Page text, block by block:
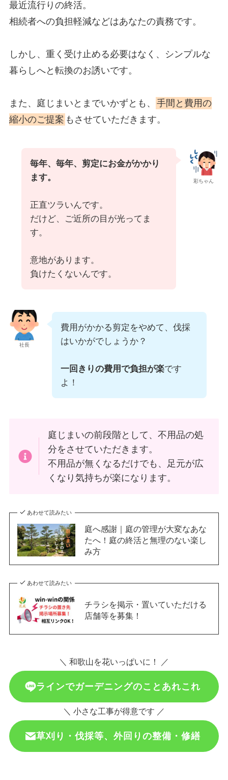
最近流行りの終活。
相続者への負担軽減などはあなたの責務です。
しかし、重く受け止める必要はなく、シンプルな
暮らしへと転換のお誘いです。
また、庭じまいとまでいかずとも、
手間と費用の
縮小のご提案 もさせていただきます。
彩ちゃん
毎年、毎年、剪定にお金がかかり
ます。
正直ツラいんです。
だけど、ご近所の目が光ってま
す。
意地があります。
負けたくないんです。
社長
費用がかかる剪定をやめて、伐採
はいかがでしょうか？
一回きりの費用で負担が楽です
よ！
庭じまいの前段階として、不用品の処
分をさせていただきます。
不用品が無くなるだけでも、足元が広
くなり気持ちが楽になります。
あわせて読みたい
庭へ感謝｜庭の管理が大変なあな
たへ！庭の終活と無理のない楽し
み方
あわせて読みたい
チラシを掲示・置いていただける
店舗等を募集！
＼ 和歌山を花いっぱいに！ ／
ラインでガーデニングのことあれこれ
＼ 小さな工事が得意です ／
草刈り・伐採等、外回りの整備・修繕